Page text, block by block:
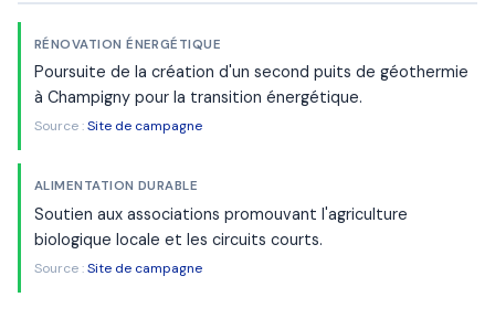
RÉNOVATION ÉNERGÉTIQUE
Poursuite de la création d'un second puits de géothermie
à Champigny pour la transition énergétique.
Source :Site de campagne
ALIMENTATION DURABLE
Soutien aux associations promouvant l'agriculture
biologique locale et les circuits courts.
Source :Site de campagne